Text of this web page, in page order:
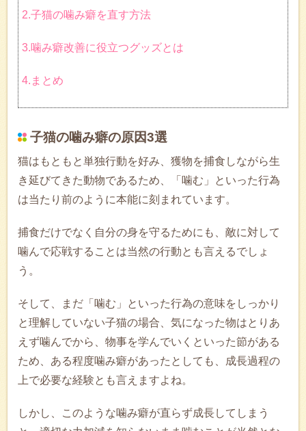
2.子猫の噛み癖を直す方法
3.噛み癖改善に役立つグッズとは
4.まとめ
子猫の噛み癖の原因3選
猫はもともと単独行動を好み、獲物を捕食しながら生
き延びてきた動物であるため、「噛む」といった行為
は当たり前のように本能に刻まれています。
捕食だけでなく自分の身を守るためにも、敵に対して
噛んで応戦することは当然の行動とも言えるでしょ
う。
そして、まだ「噛む」といった行為の意味をしっかり
と理解していない子猫の場合、気になった物はとりあ
えず噛んでから、物事を学んでいくといった節がある
ため、ある程度噛み癖があったとしても、成長過程の
上で必要な経験とも言えますよね。
しかし、このような噛み癖が直らず成長してしまう